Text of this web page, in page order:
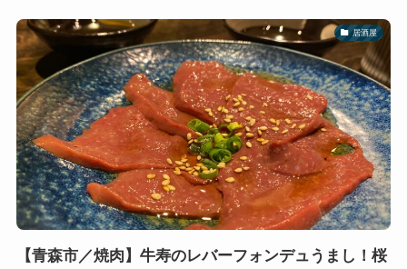
居酒屋
【青森市／焼肉】牛寿のレバーフォンデュうまし！桜